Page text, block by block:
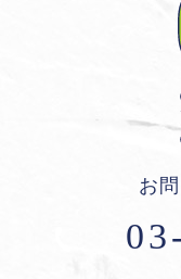
お